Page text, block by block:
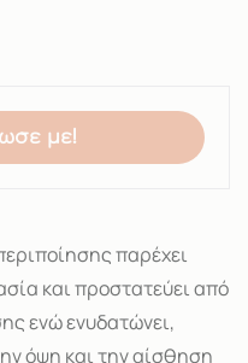
με!
παρέχει
και προστατεύει από
ενώ ενυδατώνει,
όψη και την αίσθηση